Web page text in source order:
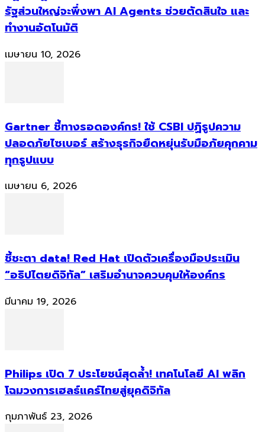
รัฐส่วนใหญ่จะพึ่งพา AI Agents ช่วยตัดสินใจ และ
ทำงานอัตโนมัติ
เมษายน 10, 2026
Gartner ชี้ทางรอดองค์กร! ใช้ CSBI ปฏิรูปความ
ปลอดภัยไซเบอร์ สร้างธุรกิจยืดหยุ่นรับมือภัยคุกคาม
ทุกรูปแบบ
เมษายน 6, 2026
ชี้ชะตา data! Red Hat เปิดตัวเครื่องมือประเมิน
“อธิปไตยดิจิทัล” เสริมอำนาจควบคุมให้องค์กร
มีนาคม 19, 2026
Philips เปิด 7 ประโยชน์สุดล้ำ! เทคโนโลยี AI พลิก
โฉมวงการเฮลธ์แคร์ไทยสู่ยุคดิจิทัล
กุมภาพันธ์ 23, 2026